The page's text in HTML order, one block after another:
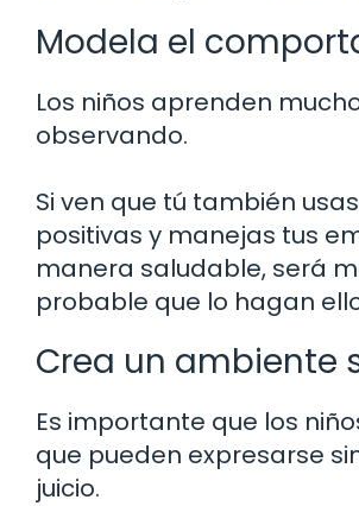
Modela el
Los niños aprenden
observando.
Si ven que tú también
positivas y manejas tus
manera saludable, será
probable que lo hagan
Crea un ambiente
Es importante que los
que pueden expresarse
juicio.